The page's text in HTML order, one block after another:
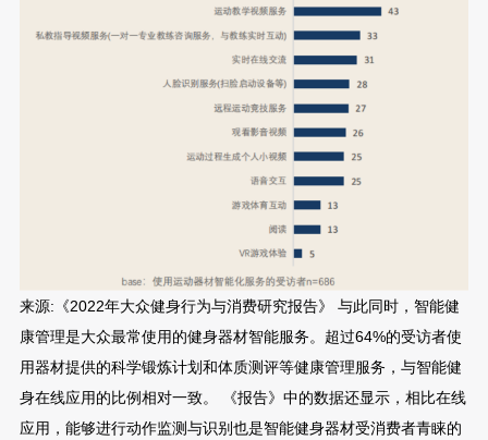
来源:《2022年大众健身行为与消费研究报告》 与此同时，智能健
康管理是大众最常使用的健身器材智能服务。超过64%的受访者使
用器材提供的科学锻炼计划和体质测评等健康管理服务，与智能健
身在线应用的比例相对一致。 《报告》中的数据还显示，相比在线
应用，能够进行动作监测与识别也是智能健身器材受消费者青睐的